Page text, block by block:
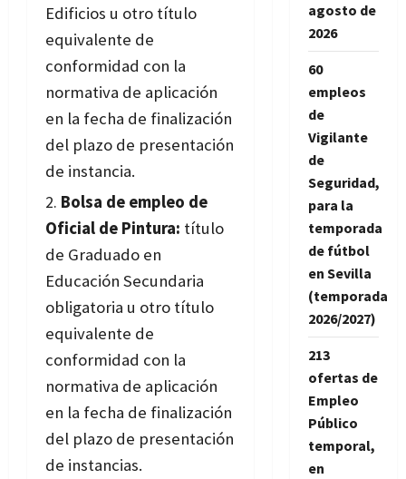
Edificios u otro título
equivalente de
conformidad con la
normativa de aplicación
en la fecha de finalización
del plazo de presentación
de instancia.
Bolsa de empleo de
Oficial de Pintura: título
de Graduado en
Educación Secundaria
obligatoria u otro título
equivalente de
conformidad con la
normativa de aplicación
en la fecha de finalización
del plazo de presentación
de instancias.
agosto de
2026
60
empleos
de
Vigilante
de
Seguridad,
para la
temporada
de fútbol
en Sevilla
(temporada
2026/2027)
213
ofertas de
Empleo
Público
temporal,
en